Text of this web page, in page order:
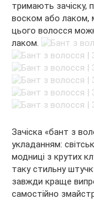
тримають зачіску,
воском або лаком,
цього волосся
лаком.
Зачіска «бант з
укладанням:
модниці з крутих
таку стильну
завжди краще
самостійно